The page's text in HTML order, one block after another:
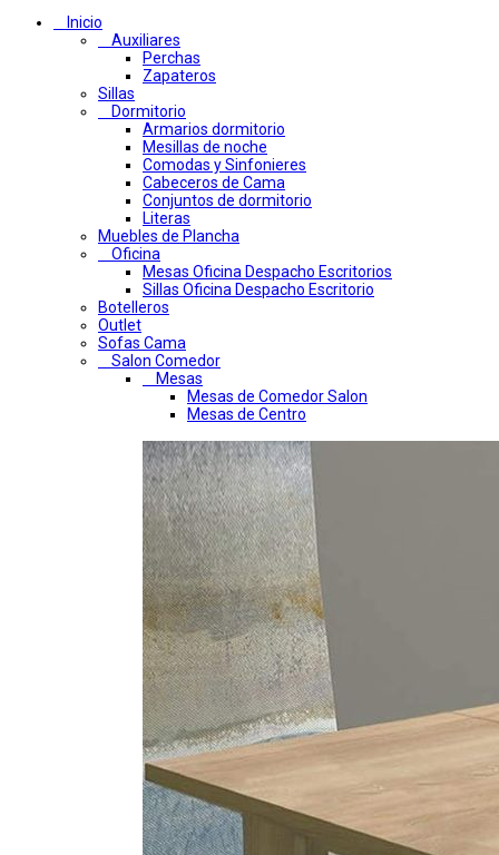
Inicio
Auxiliares
Perchas
Zapateros
Sillas
Dormitorio
Armarios dormitorio
Mesillas de noche
Comodas y Sinfonieres
Cabeceros de Cama
Conjuntos de dormitorio
Literas
Muebles de Plancha
Oficina
Mesas Oficina Despacho Escritorios
Sillas Oficina Despacho Escritorio
Botelleros
Outlet
Sofas Cama
Salon Comedor
Mesas
Mesas de Comedor Salon
Mesas de Centro